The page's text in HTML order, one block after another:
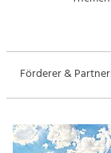
Suche
Impressum
Kontakt
Handwerk,
Förderer &